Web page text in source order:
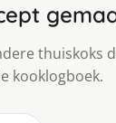
thuiskoks
kooklogboek.